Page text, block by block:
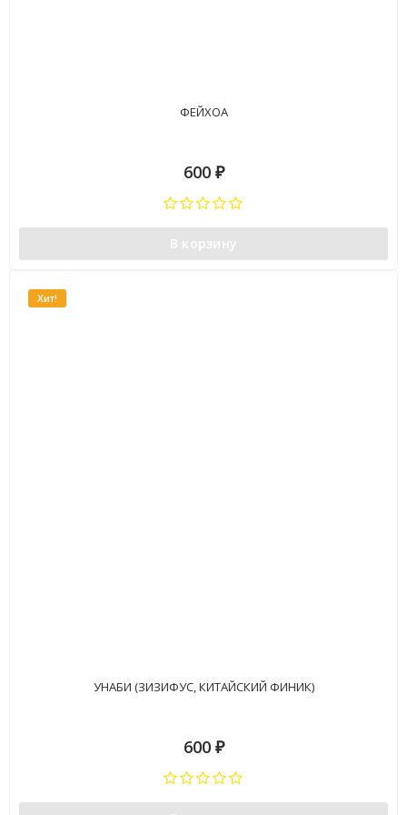
ФЕЙХОА
600 ₽
В корзину
Хит!
УНАБИ (ЗИЗИФУС, КИТАЙСКИЙ ФИНИК)
600 ₽